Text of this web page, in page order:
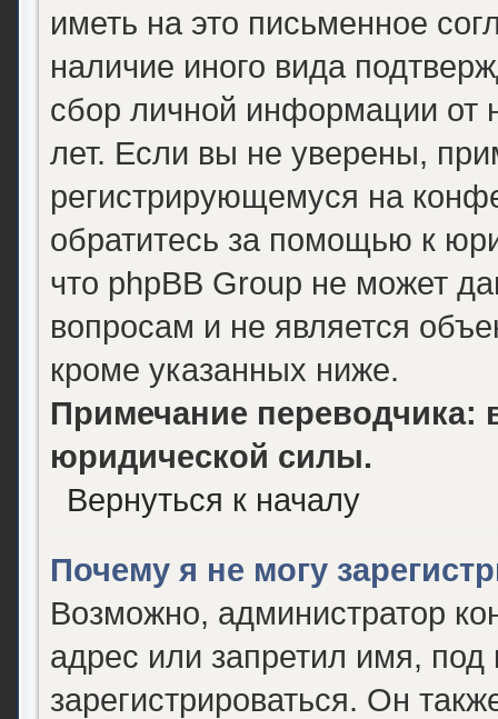
иметь на это письменное
наличие иного вида
сбор личной информации от
лет. Если вы не уверены,
регистрирующемуся на
обратитесь за помощью к
что phpBB Group не может
вопросам и не является
кроме указанных ниже.
Примечание переводчика:
юридической силы.
Вернуться к началу
Почему я не могу
Возможно, администратор
адрес или запретил имя,
зарегистрироваться. Он